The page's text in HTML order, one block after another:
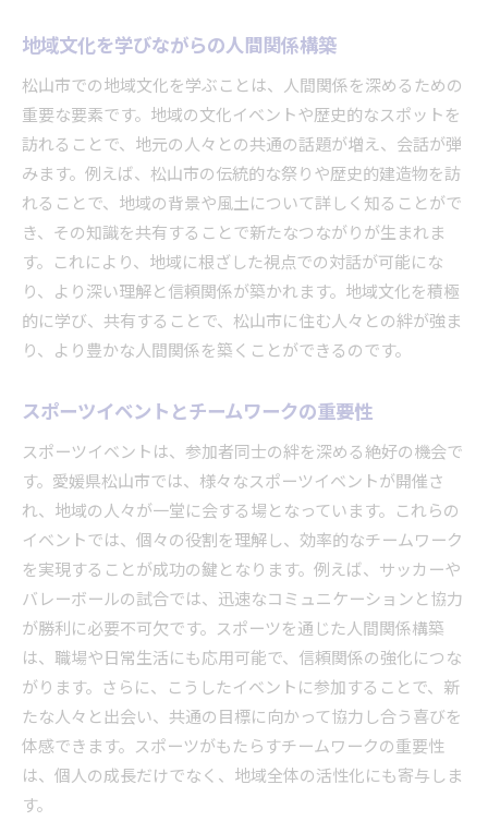
地域文化を学びながらの人間関係構築
松山市での地域文化を学ぶことは、人間関係を深めるための
重要な要素です。地域の文化イベントや歴史的なスポットを
訪れることで、地元の人々との共通の話題が増え、会話が弾
みます。例えば、松山市の伝統的な祭りや歴史的建造物を訪
れることで、地域の背景や風土について詳しく知ることがで
き、その知識を共有することで新たなつながりが生まれま
す。これにより、地域に根ざした視点での対話が可能にな
り、より深い理解と信頼関係が築かれます。地域文化を積極
的に学び、共有することで、松山市に住む人々との絆が強ま
り、より豊かな人間関係を築くことができるのです。
スポーツイベントとチームワークの重要性
スポーツイベントは、参加者同士の絆を深める絶好の機会で
す。愛媛県松山市では、様々なスポーツイベントが開催さ
れ、地域の人々が一堂に会する場となっています。これらの
イベントでは、個々の役割を理解し、効率的なチームワーク
を実現することが成功の鍵となります。例えば、サッカーや
バレーボールの試合では、迅速なコミュニケーションと協力
が勝利に必要不可欠です。スポーツを通じた人間関係構築
は、職場や日常生活にも応用可能で、信頼関係の強化につな
がります。さらに、こうしたイベントに参加することで、新
たな人々と出会い、共通の目標に向かって協力し合う喜びを
体感できます。スポーツがもたらすチームワークの重要性
は、個人の成長だけでなく、地域全体の活性化にも寄与しま
す。